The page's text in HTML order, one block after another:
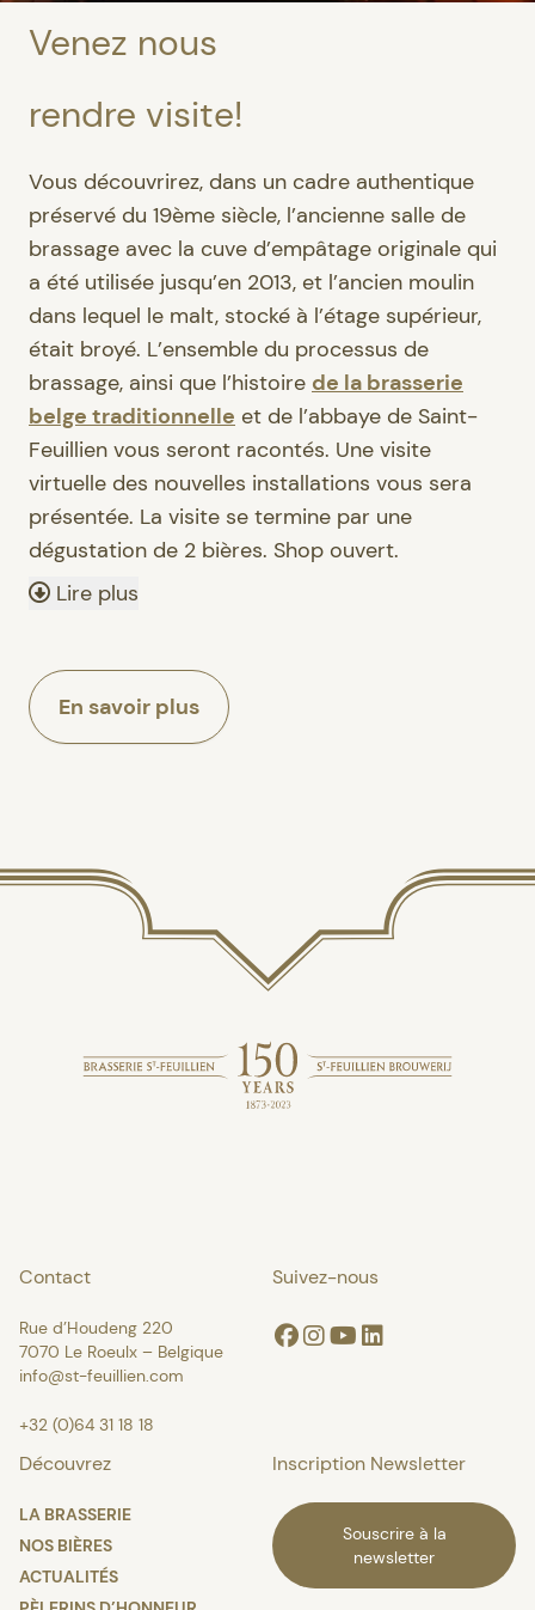
Venez nous
rendre visite!
Vous découvrirez, dans un cadre authentique
préservé du 19ème siècle, l’ancienne salle de
brassage avec la cuve d’empâtage originale qui
a été utilisée jusqu’en 2013, et l’ancien moulin
dans lequel le malt, stocké à l’étage supérieur,
était broyé. L’ensemble du processus de
brassage, ainsi que l’histoire de la brasserie
belge traditionnelle et de l’abbaye de Saint-
Feuillien vous seront racontés. Une visite
virtuelle des nouvelles installations vous sera
présentée. La visite se termine par une
dégustation de 2 bières. Shop ouvert.
Lire plus
En savoir plus
Contact
Rue d’Houdeng 220
7070 Le Roeulx – Belgique
info@st-feuillien.com
+32 (0)64 31 18 18
Suivez-nous
Facebook
Instagram
YoutubeLinkedin
Découvrez
LA BRASSERIE
NOS BIÈRES
ACTUALITÉS
Inscription Newsletter
Souscrire à la
newsletter